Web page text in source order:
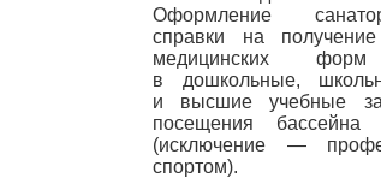
Оформление
справки на
медицинских
в дошкольные,
и высшие учебные
посещения
(исключение —
спортом).